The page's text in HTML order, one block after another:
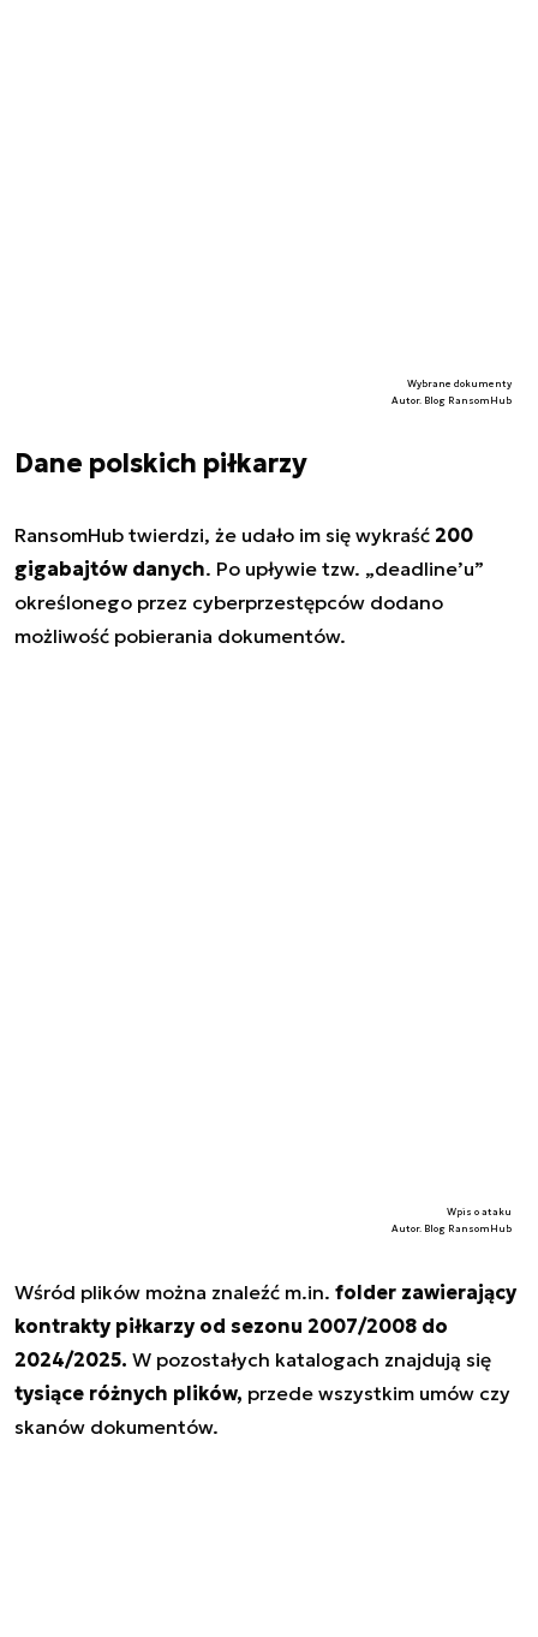
Wybrane dokumenty
Autor. Blog RansomHub
Dane polskich piłkarzy
RansomHub twierdzi, że udało im się wykraść 200
gigabajtów danych. Po upływie tzw. „deadline’u”
określonego przez cyberprzestępców dodano
możliwość pobierania dokumentów.
Wpis o ataku
Autor. Blog RansomHub
Wśród plików można znaleźć m.in. folder zawierający
kontrakty piłkarzy od sezonu 2007/2008 do
2024/2025. W pozostałych katalogach znajdują się
tysiące różnych plików, przede wszystkim umów czy
skanów dokumentów.